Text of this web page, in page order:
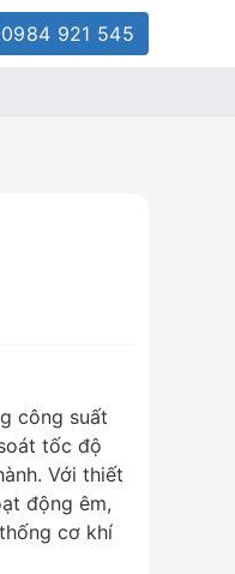
0984 921 545
công suất
tốc độ
Với thiết
động êm,
cơ khí